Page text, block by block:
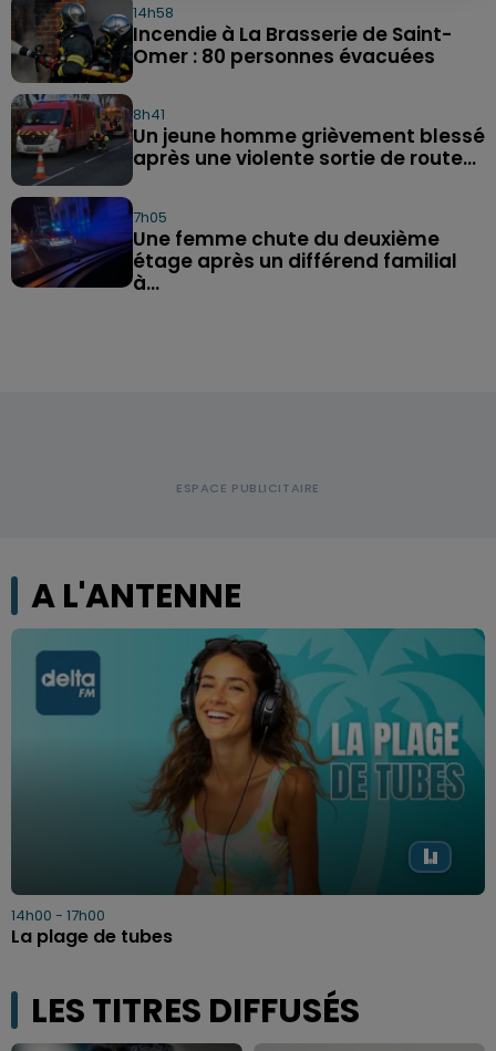
14h58
Incendie à La Brasserie de Saint-
Omer : 80 personnes évacuées
8h41
Un jeune homme grièvement blessé
après une violente sortie de route...
7h05
Une femme chute du deuxième
étage après un différend familial
à...
A L'ANTENNE
14h00 - 17h00
La plage de tubes
LES TITRES DIFFUSÉS